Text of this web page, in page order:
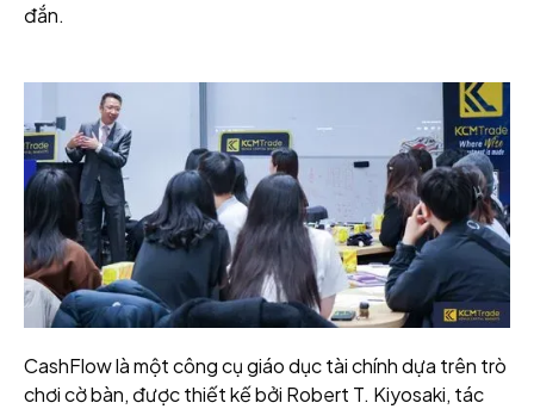
đắn.
CashFlow là một công cụ giáo dục tài chính dựa trên trò
chơi cờ bàn, được thiết kế bởi Robert T. Kiyosaki, tác